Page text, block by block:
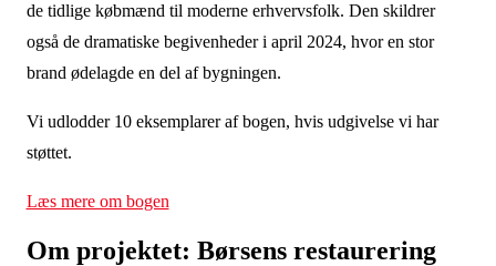
de tidlige købmænd til moderne erhvervsfolk. Den skildrer
også de dramatiske begivenheder i april 2024, hvor en stor
brand ødelagde en del af bygningen.
Vi udlodder 10 eksemplarer af bogen, hvis udgivelse vi har
støttet.
Læs mere om bogen
Om projektet: Børsens restaurering